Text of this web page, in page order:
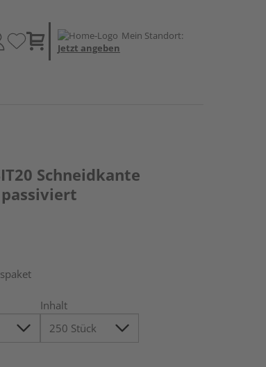
Mein Standort:
Jetzt angeben
Schneidkante
Inhalt